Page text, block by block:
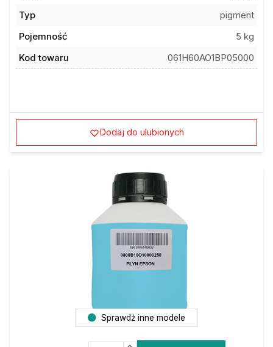
Typ
pigment
Pojemność
5 kg
Kod towaru
061H60AO1BP05000
Dodaj do ulubionych
Sprawdź inne modele